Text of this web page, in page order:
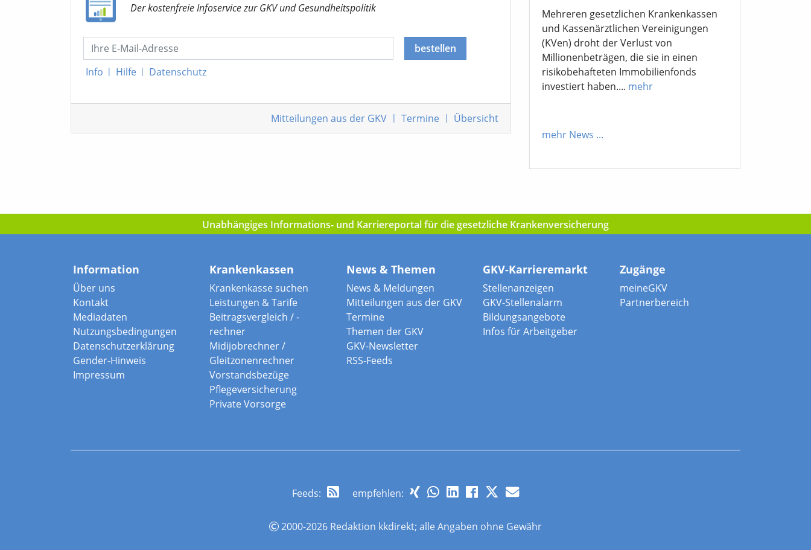
Der kostenfreie Infoservicezur GKVund Gesundheitspolitik
Info | Hilfe | Datenschutz
bestellen
Mitteilungen aus der GKV | Termine | Übersicht
Mehreren gesetzlichen Krankenkassen
und Kassenärztlichen Vereinigungen
(KVen) droht der Verlust von
Millionenbeträgen, die sie in einen
risikobehafteten Immobilienfonds
investiert haben.... mehr
mehr News ...
Unabhängiges Informations- und Karriereportal für die gesetzliche Krankenversicherung
Information
Über uns
Kontakt
Mediadaten
Nutzungsbedingungen
Datenschutzerklärung
Gender-Hinweis
Impressum
Krankenkassen
Krankenkasse suchen
Leistungen & Tarife
Beitragsvergleich / -
rechner
Midijobrechner /
Gleitzonenrechner
Vorstandsbezüge
Pflegeversicherung
Private Vorsorge
News & Themen
News & Meldungen
Mitteilungen aus der GKV
Termine
Themen der GKV
GKV-Newsletter
RSS-Feeds
GKV-Karrieremarkt
Stellenanzeigen
GKV-Stellenalarm
Bildungsangebote
Infos für Arbeitgeber
Zugänge
meineGKV
Partnerbereich
Feeds: empfehlen:
2000-2026 Redaktion kkdirekt; alle Angaben ohne Gewähr